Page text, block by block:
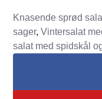
Knasende sprød
sager,Vintersalat
salat med spidskål